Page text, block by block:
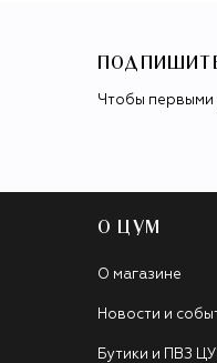
Чтобы первыми
О ЦУМ
О магазине
Новости и
Бутики и ПВЗ